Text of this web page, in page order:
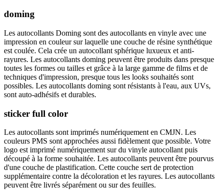
doming
Les autocollants Doming sont des autocollants en vinyle avec une
impression en couleur sur laquelle une couche de résine synthétique
est coulée. Cela crée un autocollant sphérique luxueux et anti-
rayures. Les autocollants doming peuvent être produits dans presque
toutes les formes ou tailles et grâce à la large gamme de films et de
techniques d'impression, presque tous les looks souhaités sont
possibles. Les autocollants doming sont résistants à l'eau, aux UVs,
sont auto-adhésifs et durables.
sticker full color
Les autocollants sont imprimés numériquement en CMJN. Les
couleurs PMS sont approchées aussi fidèlement que possible. Votre
logo est imprimé numériquement sur du vinyle autocollant puis
découpé à la forme souhaitée. Les autocollants peuvent être pourvus
d'une couche de plastification. Cette couche sert de protection
supplémentaire contre la décoloration et les rayures. Les autocollants
peuvent être livrés séparément ou sur des feuilles.